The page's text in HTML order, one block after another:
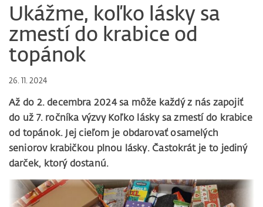
Ukážme, koľko lásky sa
zmestí do krabice od
topánok
26. 11. 2024
Až do 2. decembra 2024 sa môže každý z nás zapojiť
do už 7. ročníka výzvy Koľko lásky sa zmestí do krabice
od topánok. Jej cieľom je obdarovať osamelých
seniorov krabičkou plnou lásky. Častokrát je to jediný
darček, ktorý dostanú.